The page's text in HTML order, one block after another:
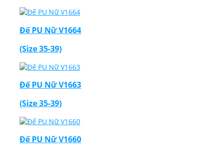
Đế PU Nữ V1664
(Size 35-39)
Đế PU Nữ V1663
(Size 35-39)
Đế PU Nữ V1660